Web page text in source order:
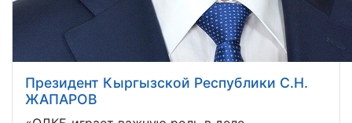
Президент Кыргызской Республики С.Н.
ЖАПАРОВ